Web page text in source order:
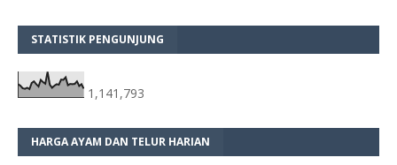
STATISTIK PENGUNJUNG
1,141,793
HARGA AYAM DAN TELUR HARIAN